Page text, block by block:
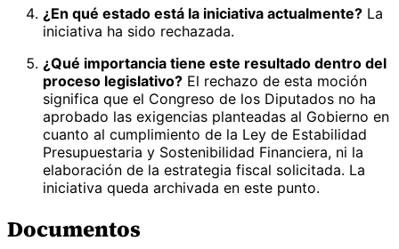
¿En qué estado está la iniciativa actualmente? La
iniciativa ha sido rechazada.
¿Qué importancia tiene este resultado dentro del
proceso legislativo? El rechazo de esta moción
significa que el Congreso de los Diputados no ha
aprobado las exigencias planteadas al Gobierno en
cuanto al cumplimiento de la Ley de Estabilidad
Presupuestaria y Sostenibilidad Financiera, ni la
elaboración de la estrategia fiscal solicitada. La
iniciativa queda archivada en este punto.
Documentos